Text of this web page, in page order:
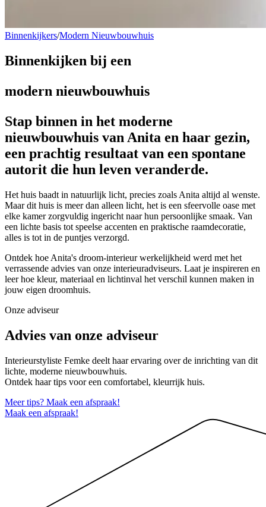
Binnenkijkers/Modern Nieuwbouwhuis
Binnenkijken bij een
modern nieuwbouwhuis
Stap binnen in het moderne
nieuwbouwhuis van Anita en haar gezin,
een prachtig resultaat van een spontane
autorit die hun leven veranderde.
Het huis baadt in natuurlijk licht, precies zoals Anita altijd al wenste.
Maar dit huis is meer dan alleen licht, het is een sfeervolle oase met
elke kamer zorgvuldig ingericht naar hun persoonlijke smaak. Van
een lichte basis tot speelse accenten en praktische raamdecoratie,
alles is tot in de puntjes verzorgd.
Ontdek hoe Anita's droom-interieur werkelijkheid werd met het
verrassende advies van onze interieuradviseurs. Laat je inspireren en
leer hoe kleur, materiaal en lichtinval het verschil kunnen maken in
jouw eigen droomhuis.
Onze adviseur
Advies van onze adviseur
Interieurstyliste Femke deelt haar ervaring over de inrichting van dit
lichte, moderne nieuwbouwhuis.
Ontdek haar tips voor een comfortabel, kleurrijk huis.
Meer tips? Maak een afspraak!
Maak een afspraak!